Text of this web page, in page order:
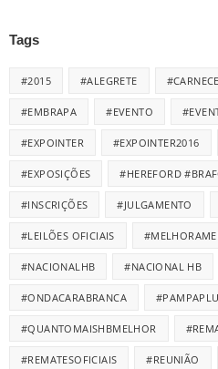
Tags
#2015 #ALEGRETE
#EMBRAPA #EVENTO
#EXPOINTER #EXPOINTER2016
#EXPOSIÇÕES #HEREFORD
#INSCRIÇÕES #JULGAMENTO
#LEILÕES OFICIAIS
#NACIONALHB #NACIONAL HB
#ONDACARABRANCA
#QUANTOMAISHBMELHOR
#REMATESOFICIAIS #REUNIÃO